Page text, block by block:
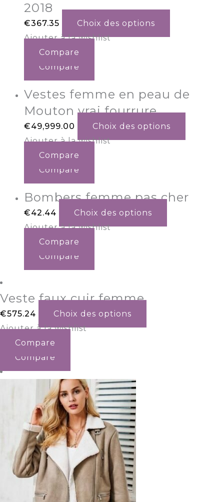
2018
€367.35
Choix des options
Ajouter à la wishlist
Compare
Compare
Vestes femme en peau de
Mouton vrai fourrure
€49,999.00
Choix des options
Ajouter à la wishlist
Compare
Compare
Bombers femme pas cher
€42.44
Choix des options
Ajouter à la wishlist
Compare
Compare
Veste faux cuir femme
€575.24
Choix des options
Ajouter à la wishlist
Compare
Compare